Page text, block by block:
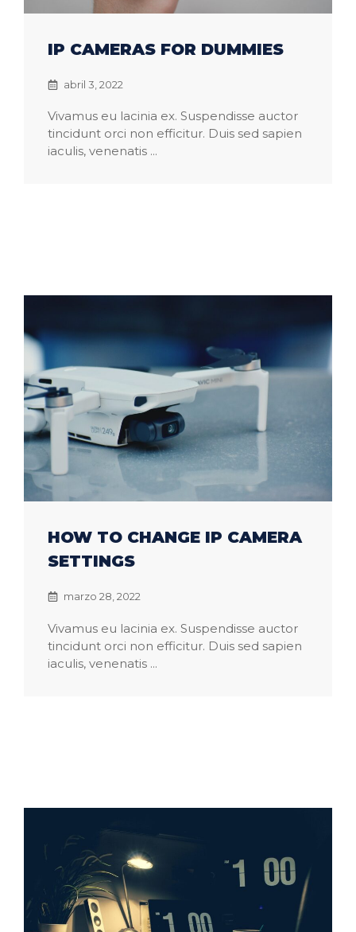
IP CAMERAS FOR DUMMIES
abril 3, 2022
Vivamus eu lacinia ex. Suspendisse auctor
tincidunt orci non efficitur. Duis sed sapien
iaculis, venenatis ...
HOW TO CHANGE IP CAMERA
SETTINGS
marzo 28, 2022
Vivamus eu lacinia ex. Suspendisse auctor
tincidunt orci non efficitur. Duis sed sapien
iaculis, venenatis ...